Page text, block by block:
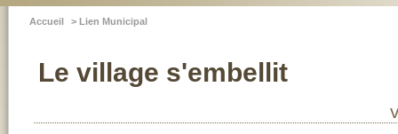
Accueil > Lien Municipal
Le village s'embellit